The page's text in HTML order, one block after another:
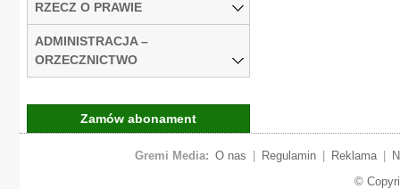
RZECZ O PRAWIE
ADMINISTRACJA –
ORZECZNICTWO
Zamów abonament
Gremi Media: O nas Regulamin Reklama
©